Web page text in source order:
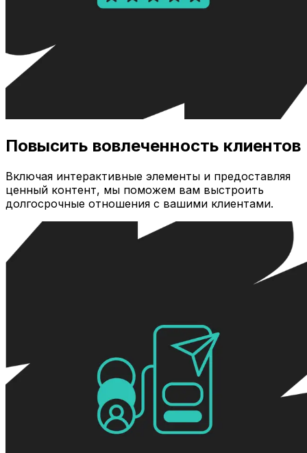
Повысить вовлеченность клиентов
Включая интерактивные элементы и предоставляя
ценный контент, мы поможем вам выстроить
долгосрочные отношения с вашими клиентами.